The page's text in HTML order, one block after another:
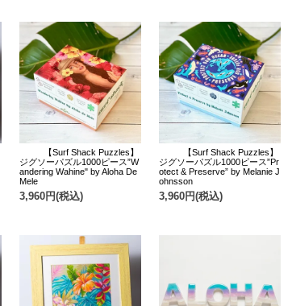
【Surf Shack Puzzles】
ジグソーパズル1000ピース”W
andering Wahine" by Aloha De
Mele
3,960円(税込)
【Surf Shack Puzzles】
ジグソーパズル1000ピース”Pr
otect & Preserve” by Melanie J
ohnsson
3,960円(税込)